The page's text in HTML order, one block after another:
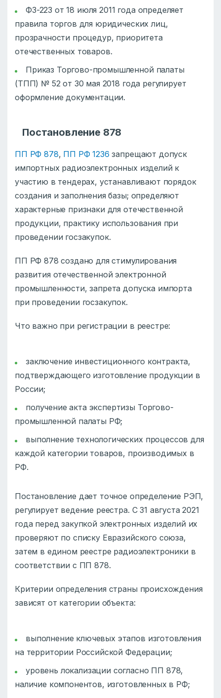
ФЗ-223 от 18 июля 2011 года определяет
правила торгов для юридических лиц,
прозрачности процедур, приоритета
отечественных товаров.
Приказ Торгово-промышленной палаты
(ТПП) № 52 от 30 мая 2018 года регулирует
оформление документации.
Постановление 878
ПП РФ 878, ПП РФ 1236 запрещают допуск
импортных радиоэлектронных изделий к
участию в тендерах, устанавливают порядок
создания и заполнения базы; определяют
характерные признаки для отечественной
продукции, практику использования при
проведении госзакупок.
ПП РФ 878 создано для стимулирования
развития отечественной электронной
промышленности, запрета допуска импорта
при проведении госзакупок.
Что важно при регистрации в реестре:
заключение инвестиционного контракта,
подтверждающего изготовление продукции в
России;
получение акта экспертизы Торгово-
промышленной палаты РФ;
выполнение технологических процессов для
каждой категории товаров, производимых в
РФ.
Постановление дает точное определение РЭП,
регулирует ведение реестра. С 31 августа 2021
года перед закупкой электронных изделий их
проверяют по списку Евразийского союза,
затем в едином реестре радиоэлектроники в
соответствии с ПП 878.
Критерии определения страны происхождения
зависят от категории объекта:
выполнение ключевых этапов изготовления
на территории Российской Федерации;
уровень локализации согласно ПП 878,
наличие компонентов, изготовленных в РФ;